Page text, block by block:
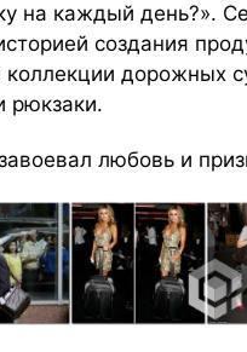
на каждый день?».
создания
дорожных
рюкзаки.
любовь и